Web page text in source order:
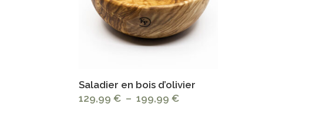
Saladier en bois d’olivier
129,99€ – 199,99€Plage